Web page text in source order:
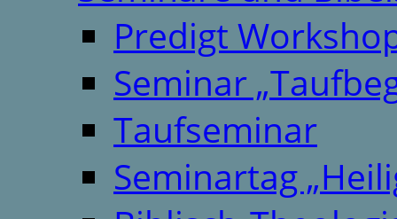
Predigt
Seminar
Taufseminar
Seminartag